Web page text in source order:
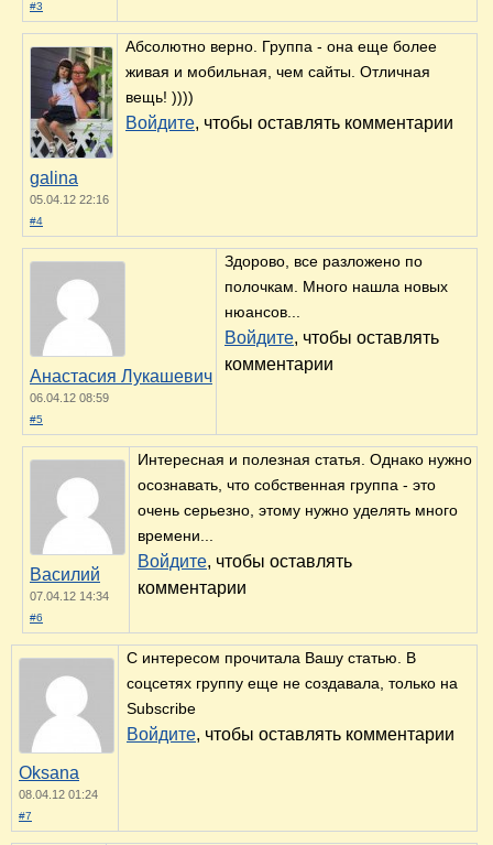
#3
galina
05.04.12 22:16
#4
Абсолютно верно. Группа - она еще более
живая и мобильная, чем сайты. Отличная
вещь! ))))
Войдите, чтобы оставлять комментарии
Анастасия Лукашевич
06.04.12 08:59
#5
Здорово, все разложено по
полочкам. Много нашла новых
нюансов...
Войдите, чтобы оставлять
комментарии
Василий
07.04.12 14:34
#6
Интересная и полезная статья. Однако нужно
осознавать, что собственная группа - это
очень серьезно, этому нужно уделять много
времени...
Войдите, чтобы оставлять
комментарии
Oksana
08.04.12 01:24
#7
С интересом прочитала Вашу статью. В
соцсетях группу еще не создавала, только на
Subscribe
Войдите, чтобы оставлять комментарии